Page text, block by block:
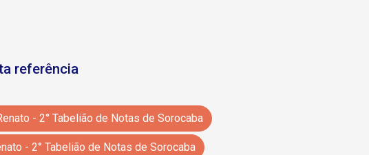
referência
- 2° Tabelião de Notas de Sorocaba
- 2° Tabelião de Notas de Sorocaba